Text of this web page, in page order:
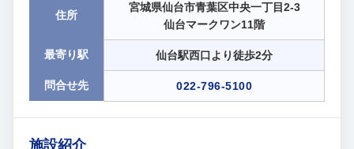
住所
宮城県仙台市青葉区中央一丁目2-3
仙台マークワン11階
最寄り駅 仙台駅西口より徒歩2分
問合せ先 022-796-5100
施設紹介